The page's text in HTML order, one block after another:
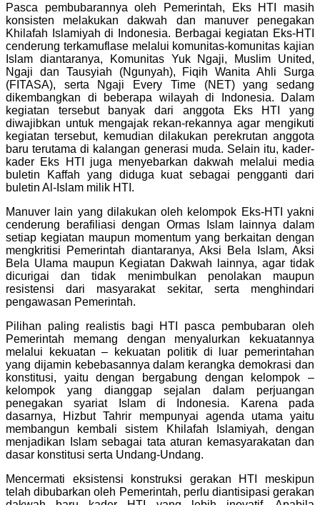
Pasca pembubarannya oleh Pemerintah, Eks HTI masih
konsisten melakukan dakwah dan manuver penegakan
Khilafah Islamiyah di Indonesia. Berbagai kegiatan Eks-HTI
cenderung terkamuflase melalui komunitas-komunitas kajian
Islam diantaranya, Komunitas Yuk Ngaji, Muslim United,
Ngaji dan Tausyiah (Ngunyah), Fiqih Wanita Ahli Surga
(FITASA), serta Ngaji Every Time (NET) yang sedang
dikembangkan di beberapa wilayah di Indonesia. Dalam
kegiatan tersebut banyak dari anggota Eks HTI yang
diwajibkan untuk mengajak rekan-rekannya agar mengikuti
kegiatan tersebut, kemudian dilakukan perekrutan anggota
baru terutama di kalangan generasi muda. Selain itu, kader-
kader Eks HTI juga menyebarkan dakwah melalui media
buletin Kaffah yang diduga kuat sebagai pengganti dari
buletin Al-Islam milik HTI.
Manuver lain yang dilakukan oleh kelompok Eks-HTI yakni
cenderung berafiliasi dengan Ormas Islam lainnya dalam
setiap kegiatan maupun momentum yang berkaitan dengan
mengkritisi Pemerintah diantaranya, Aksi Bela Islam, Aksi
Bela Ulama maupun Kegiatan Dakwah lainnya, agar tidak
dicurigai dan tidak menimbulkan penolakan maupun
resistensi dari masyarakat sekitar, serta menghindari
pengawasan Pemerintah.
Pilihan paling realistis bagi HTI pasca pembubaran oleh
Pemerintah memang dengan menyalurkan kekuatannya
melalui kekuatan – kekuatan politik di luar pemerintahan
yang dijamin kebebasannya dalam kerangka demokrasi dan
konstitusi, yaitu dengan bergabung dengan kelompok –
kelompok yang dianggap sejalan dalam perjuangan
penegakan syariat Islam di Indonesia. Karena pada
dasarnya, Hizbut Tahrir mempunyai agenda utama yaitu
membangun kembali sistem Khilafah Islamiyah, dengan
menjadikan Islam sebagai tata aturan kemasyarakatan dan
dasar konstitusi serta Undang-Undang.
Mencermati eksistensi konstruksi gerakan HTI meskipun
telah dibubarkan oleh Pemerintah, perlu diantisipasi gerakan